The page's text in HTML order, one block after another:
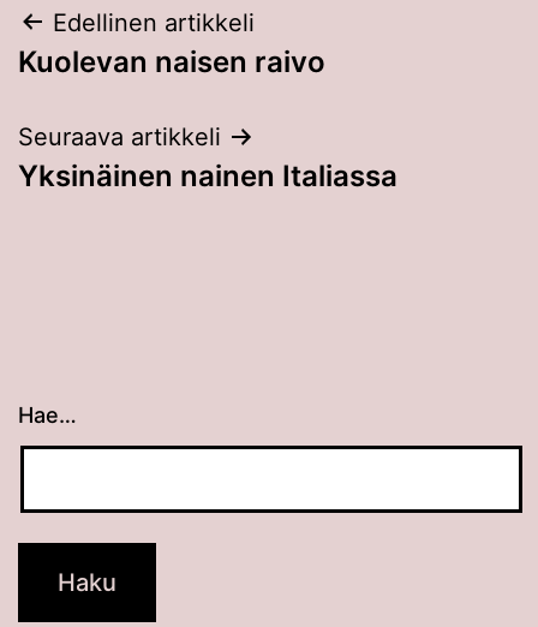
Artikkelien
selaus
Edellinen artikkeli
Kuolevan naisen raivo
Seuraava artikkeli
Yksinäinen nainen Italiassa
Hae…
Kun tuloksia tulee, voit selata niitä